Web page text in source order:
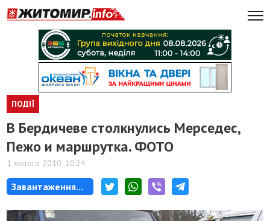
ПОДІЇ
В Бердичеве столкнулись Мерседес,
Пежо и маршрутка. ФОТО
1 лютого 2010, 10:24
Завантаження...